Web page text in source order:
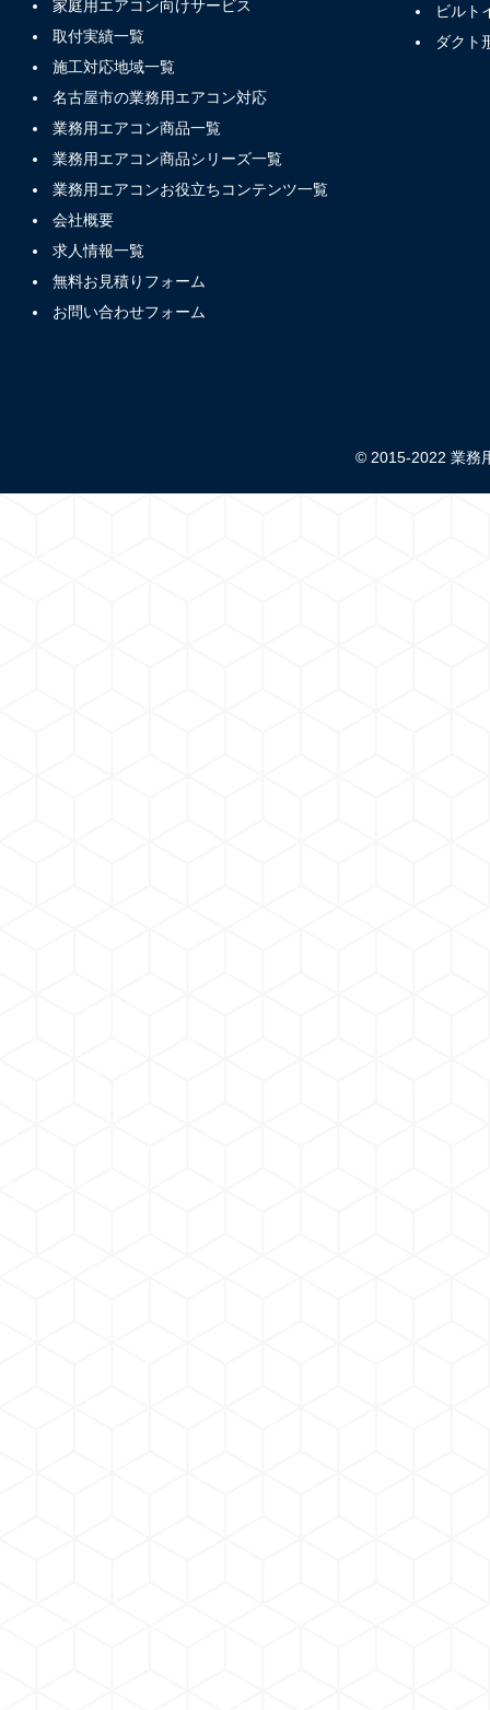
家庭用エアコン向けサービス
取付実績一覧
施工対応地域一覧
名古屋市の業務用エアコン対応
業務用エアコン商品一覧
業務用エアコン商品シリーズ一覧
業務用エアコンお役立ちコンテンツ一覧
会社概要
求人情報一覧
無料お見積りフォーム
お問い合わせフォーム
ビルト
ダクト
© 2015-2022 業務